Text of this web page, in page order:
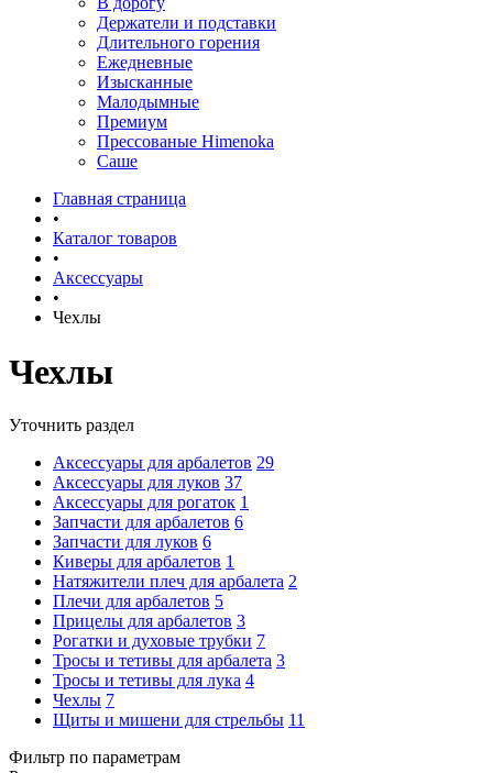
Держатели и подставки
Длительного горения
Ежедневные
Изысканные
Малодымные
Премиум
Прессованые Himenoka
Саше
Главная страница
•
Каталог товаров
•
Аксессуары
•
Чехлы
Чехлы
Уточнить раздел
Аксессуары для арбалетов 29
Аксессуары для луков 37
Аксессуары для рогаток 1
Запчасти для арбалетов 6
Запчасти для луков 6
Киверы для арбалетов 1
Натяжители плеч для арбалета 2
Плечи для арбалетов 5
Прицелы для арбалетов 3
Рогатки и духовые трубки 7
Тросы и тетивы для арбалета 3
Тросы и тетивы для лука 4
Чехлы 7
Щиты и мишени для стрельбы 11
Фильтр по параметрам